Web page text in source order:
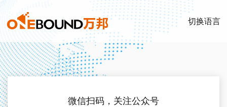
切换语言
微信扫码，关注公众号